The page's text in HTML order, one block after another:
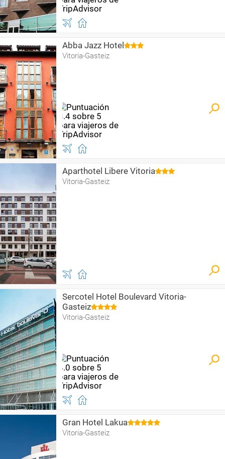
Abba Jazz Hotel
Vitoria-Gasteiz
Aparthotel Libere Vitoria
Vitoria-Gasteiz
Sercotel Hotel Boulevard Vitoria-
Gasteiz
Vitoria-Gasteiz
Gran Hotel Lakua
Vitoria-Gasteiz